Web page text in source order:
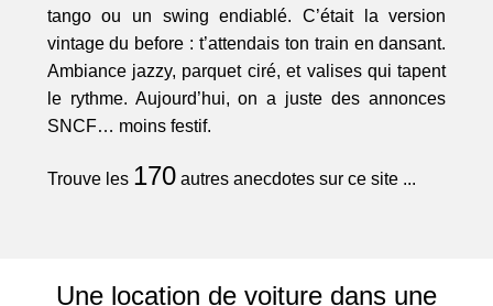
tango ou un swing endiablé. C’était la version
vintage du before : t’attendais ton train en dansant.
Ambiance jazzy, parquet ciré, et valises qui tapent
le rythme. Aujourd’hui, on a juste des annonces
SNCF… moins festif.
Trouve les 170autres anecdotes sur ce site ...
Une location de voiture dans une